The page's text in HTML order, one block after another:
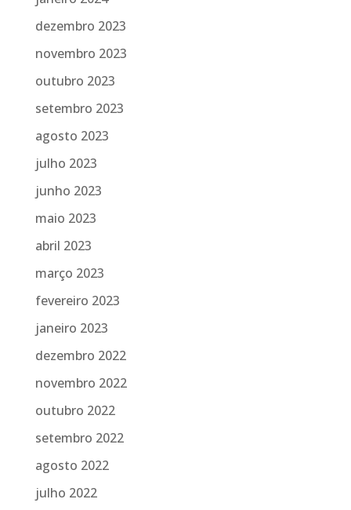
dezembro 2023
novembro 2023
outubro 2023
setembro 2023
agosto 2023
julho 2023
junho 2023
maio 2023
abril 2023
março 2023
fevereiro 2023
janeiro 2023
dezembro 2022
novembro 2022
outubro 2022
setembro 2022
agosto 2022
julho 2022